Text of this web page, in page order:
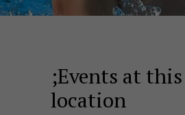
;Events at this
location